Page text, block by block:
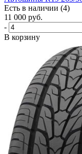
Есть в наличии (4)
11 000 руб.
-
В корзину